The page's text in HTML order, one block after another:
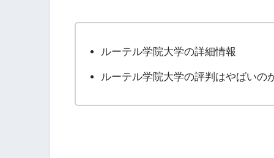
ルーテル学院大学の詳細情報
ルーテル学院大学の評判はやばいの